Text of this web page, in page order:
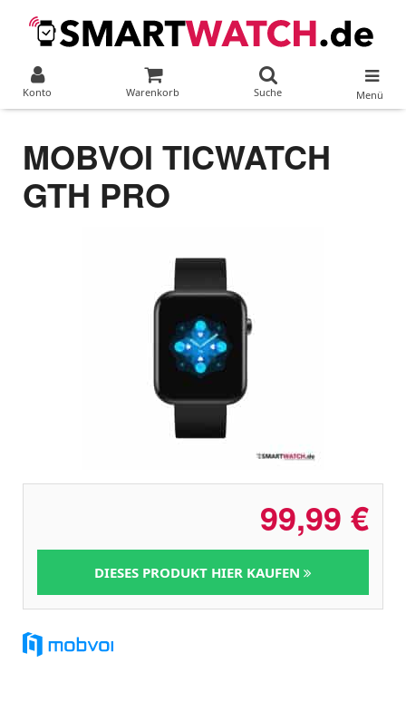
Konto Warenkorb Suche Menü
MOBVOI TICWATCH
GTH PRO
99,99 €
DIESES PRODUKT HIER KAUFEN